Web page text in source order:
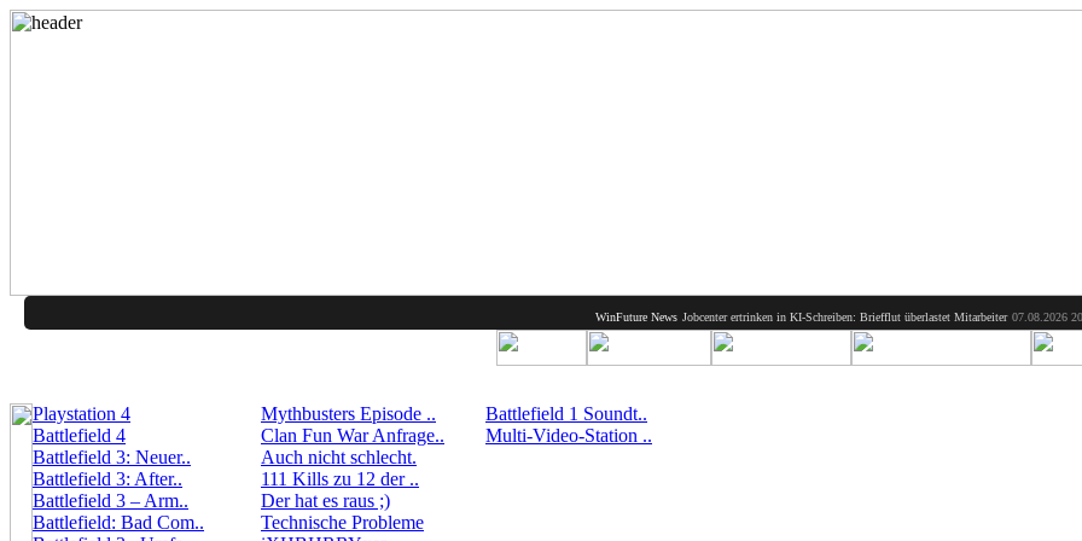
WinFuture News Jobcenter ertrinken in KI-Schreiben: Briefflut überlastet Mitarbeiter 07.08.2026 20:23
Playstation 4
Battlefield 4
Battlefield 3: Neuer..
Battlefield 3: After..
Battlefield 3 – Arm..
Battlefield: Bad Com..
Mythbusters Episode ..
Clan Fun War Anfrage..
Auch nicht schlecht.
111 Kills zu 12 der ..
Der hat es raus ;)
Technische Probleme
Battlefield 1 Soundt..
Multi-Video-Station ..